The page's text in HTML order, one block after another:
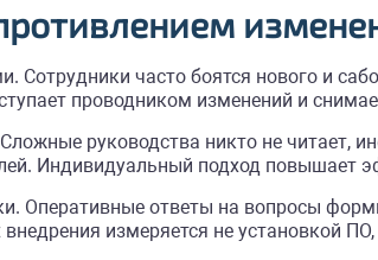
часто боятся нового и
проводником изменений и
руководства никто не читает,
Индивидуальный подход повышает
Оперативные ответы на вопросы
измеряется не установкой